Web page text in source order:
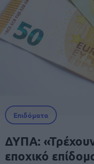
Επιδόματα
ΔΥΠΑ:
εποχικό